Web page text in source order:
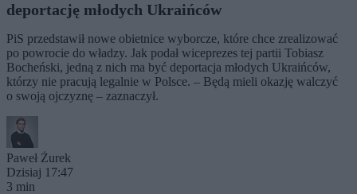
deportację młodych Ukraińców
PiS przedstawił nowe obietnice wyborcze, które chce zrealizować
po powrocie do władzy. Jak podał wiceprezes tej partii Tobiasz
Bocheński, jedną z nich ma być deportacja młodych Ukraińców,
którzy nie pracują legalnie w Polsce. – Będą mieli okazję walczyć
o swoją ojczyznę – zaznaczył.
Paweł Żurek
Dzisiaj 17:47
3 min